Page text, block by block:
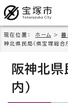
現在位置： ホーム > 暮
神北県民局（県宝塚総合
阪神北県
内）